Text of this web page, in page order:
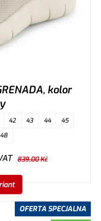
kolor
42 43 44
45
48
839,00Kč
OFERTA SPECJALNA